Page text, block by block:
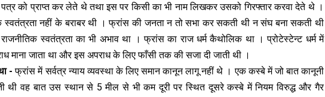
को प्राप्त कर लेते थे तथा इस पर किसी का भी नाम लिखकर उसको गिरफ्तार करवा देते थे ।
स्वतंत्रता नहीं के बराबर थी । फ्रांस की जनता न तो सभा कर सकती थी न संघ बना सकती थी
स्वतंत्रता का भी अभाव था । फ्रांस का राज धर्म कैथोलिक था । प्रोटेस्टेन्ट धर्म में
माना जाता था और इस अपराध के लिए फाँसी तक की सजा दी जाती थी ।
- फ्रांस में सर्वत्र न्याय व्यवस्था के लिए समान कानून लागू नहीं थे । एक कस्बे में जो बात कानूनी
थी वह बात उस स्थान से 5 मील से भी कम दूरी पर स्थित दूसरे कस्बे में नियम विरुद्ध और गैर